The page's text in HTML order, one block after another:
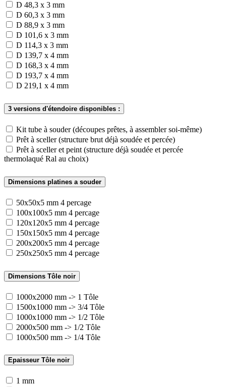
D 48,3 x 3 mm
D 60,3 x 3 mm
D 88,9 x 3 mm
D 101,6 x 3 mm
D 114,3 x 3 mm
D 139,7 x 4 mm
D 168,3 x 4 mm
D 193,7 x 4 mm
D 219,1 x 4 mm
3 versions d'étendoire disponibles :
Kit tube à souder (découpes prêtes, à assembler soi-même)
Prêt à sceller (structure brut déjà soudée et percée)
Prêt à sceller et peint (structure déjà soudée et percée
thermolaqué Ral au choix)
Dimensions platines a souder
50x50x5 mm 4 percage
100x100x5 mm 4 percage
120x120x5 mm 4 percage
150x150x5 mm 4 percage
200x200x5 mm 4 percage
250x250x5 mm 4 percage
Dimensions Tôle noir
1000x2000 mm -> 1 Tôle
1500x1000 mm -> 3/4 Tôle
1000x1000 mm -> 1/2 Tôle
2000x500 mm -> 1/2 Tôle
1000x500 mm -> 1/4 Tôle
Epaisseur Tôle noir
1 mm